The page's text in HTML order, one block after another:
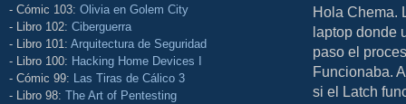
- Cómic 103: Olivia en Golem City
- Libro 102: Ciberguerra
- Libro 101: Arquitectura de Seguridad
- Libro 100: Hacking Home Devices I
- Cómic 99: Las Tiras de Cálico 3
- Libro 98: The Art of Pentesting
Hola Chema.
laptop donde
paso el
Funcionaba.
si el Latch